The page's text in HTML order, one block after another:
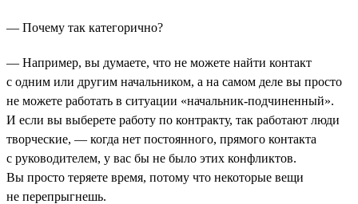
— Почему так категорично?
— Например, вы думаете, что не можете найти контакт
с одним или другим начальником, а на самом деле вы просто
не можете работать в ситуации «начальник-подчиненный».
И если вы выберете работу по контракту, так работают люди
творческие, — когда нет постоянного, прямого контакта
с руководителем, у вас бы не было этих конфликтов.
Вы просто теряете время, потому что некоторые вещи
не перепрыгнешь.